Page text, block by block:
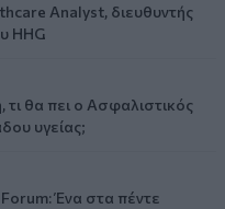
Analyst, διευθυντής
HHG
θα πει ο Ασφαλιστικός
υγείας;
Ένα στα πέντε